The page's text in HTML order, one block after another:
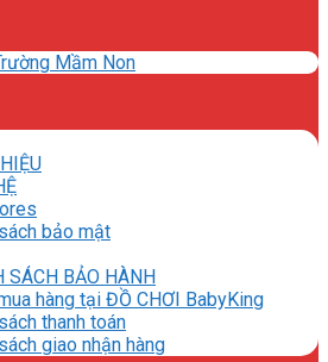
Mầm Non
bảo mật
SÁCH BẢO HÀNH
hàng tại ĐỒ CHƠI BabyKing
thanh toán
giao nhận hàng